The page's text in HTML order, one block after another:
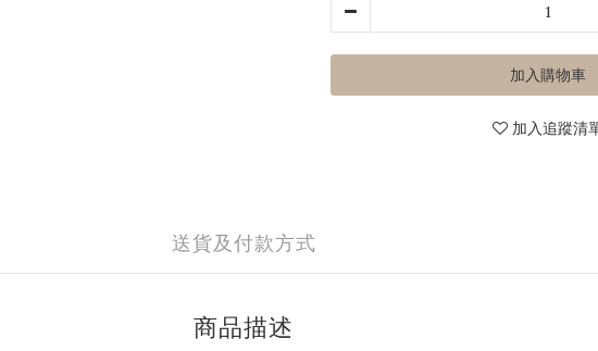
加入購物車
加入追蹤清
送貨及付款方式
商品描述